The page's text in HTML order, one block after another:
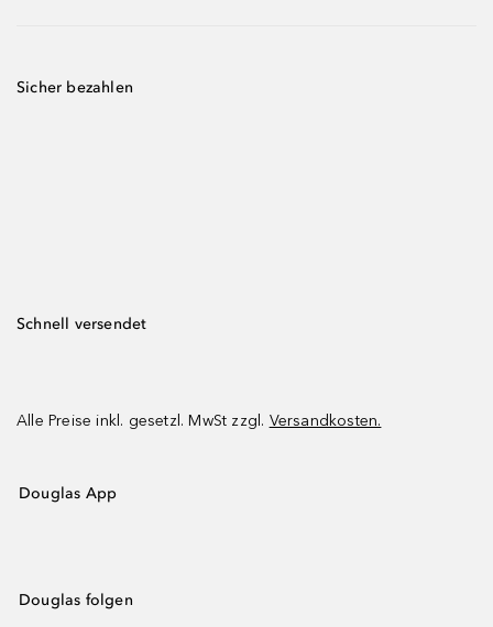
Sicher bezahlen
Schnell versendet
Alle Preise inkl. gesetzl. MwSt zzgl. Versandkosten.
Douglas App
Douglas folgen